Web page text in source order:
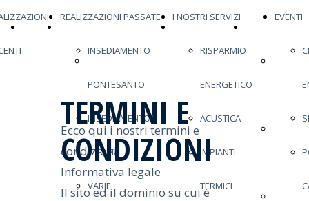
REALIZZAZIONI PASSATE
INSEDIAMENTO
PONTESANTO
INSEDIAMENTO
FAENZA
VARIE
I NOSTRI SERVIZI
RISPARMIO
ENERGETICO
ACUSTICA
IMPIANTI
TERMICI
EVENTI
TERMINI E
CONDIZIONI
Ecco qui i nostri termini e
condizioni
Informativa legale
Il sito ed il dominio su cui è